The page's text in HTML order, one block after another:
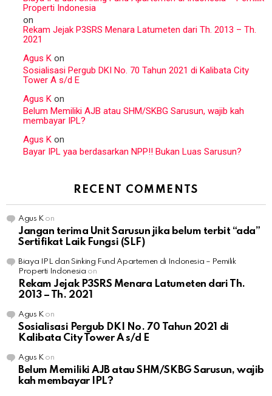
Properti Indonesia
on
Rekam Jejak P3SRS Menara Latumeten dari Th. 2013 – Th.
2021
Agus K on
Sosialisasi Pergub DKI No. 70 Tahun 2021 di Kalibata City
Tower A s/d E
Agus K on
Belum Memiliki AJB atau SHM/SKBG Sarusun, wajib kah
membayar IPL?
Agus K on
Bayar IPL yaa berdasarkan NPP!! Bukan Luas Sarusun?
RECENT COMMENTS
Agus Kon
Jangan terima Unit Sarusun jika belum terbit “ada”
Sertifikat Laik Fungsi (SLF)
Biaya IPL dan Sinking Fund Apartemen di Indonesia – Pemilik
Properti Indonesia on
Rekam Jejak P3SRS Menara Latumeten dari Th.
2013 – Th. 2021
Agus Kon
Sosialisasi Pergub DKI No. 70 Tahun 2021 di
Kalibata City Tower A s/d E
Agus Kon
Belum Memiliki AJB atau SHM/SKBG Sarusun, wajib
kah membayar IPL?